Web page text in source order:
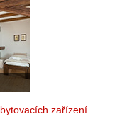
zařízení